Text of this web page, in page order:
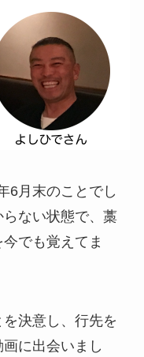
6月末のことでし
ない状態で、藁
でも覚えてま
決意し、行先を
に出会いまし